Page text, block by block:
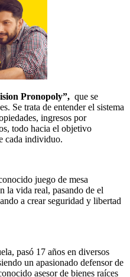
Pronopoly”, que se
Se trata de entender el sistema
ingresos por
todo hacia el objetivo
cada individuo.
juego de mesa
la vida real, pasando de el
a crear seguridad y libertad
pasó 17 años en diversos
un apasionado defensor de
asesor de bienes raíces